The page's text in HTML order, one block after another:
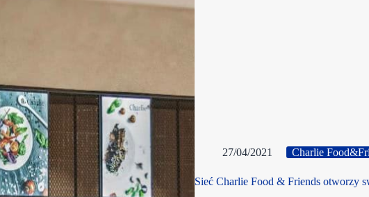
27/04/2021 Charlie
Sieć Charlie Food & Friends otworzy